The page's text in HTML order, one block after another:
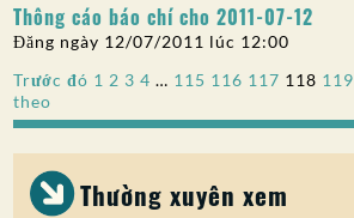
Thông cáo báo chí cho 2011-07-12
Đăng ngày 12/07/2011 lúc 12:00
Phân
trang
bài
viết
Trước đó 1 2 3 4 … 115 116 117 118 119
theo
Thường xuyên xem